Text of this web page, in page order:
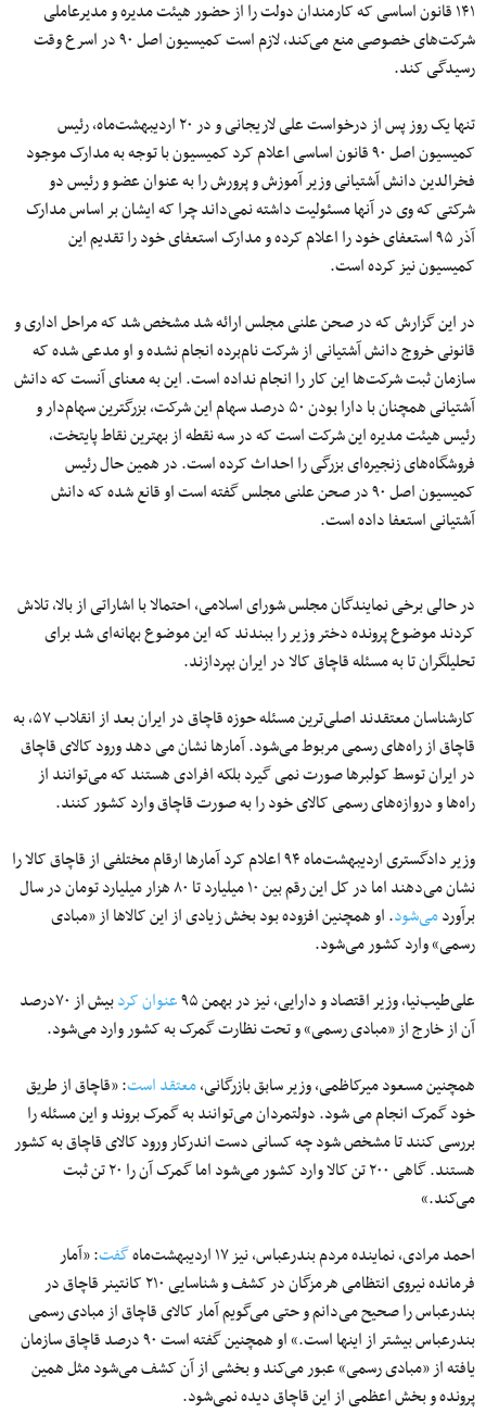
۱۴۱قانون اساسی که کارمندان دولت را از حضورهیئتمدیره و مدیرعاملی
شرکت‌های خصوصی منع می‌کند، لازم است کمیسیون اصل۹۰در اسرع وقت
رسیدگی کند.
تنهایکروز پس از درخواست علی لاریجانی و در۲۰اردیبهشت‌ماه، رئیس
کمیسیون اصل۹۰قانون اساسی اعلام کرد کمیسیون با توجه به مدارک موجود
فخرالدین دانش آشتیانی وزیرآموزشوپرورشرابهعنوانعضو و رئیسدو
شرکتی که وی در آنها مسئولیت داشتهنمی‌داندچراکهایشانبر اساسمدارک
آذر۹۵استعفای خود را اعلام کرده و مدارک استعفای خود را تقدیم این
کمیسیون نیز کرده است.
در این گزارش که در صحن علنی مجلس ارائه شد مشخص شد که مراحل اداری و
قانونی خروج دانش آشتیانی از شرکت نام‌برده انجام نشده و او مدعی شده که
سازمان ثبت شرکت‌ها این کار را انجام نداده است. این به معنای آنست که دانش
آشتیانی همچنان با دارا بودن ۵۰ درصد سهام این شرکت، بزرگترین سهام‌دار و
رئیس هیئت مدیره این شرکت است که در سه نقطه از بهترین نقاط پایتخت،
فروشگاه‌های زنجیره‌ای بزرگی را احداث کرده است. در همین حال رئیس
کمیسیون اصل ۹۰ در صحن علنی مجلس گفته است او قانع شده که دانش
آشتیانی استعفا داده است.
در حالی برخی نمایندگان مجلس شورای اسلامی، احتمالا با اشاراتی از بالا، تلاش
کردند موضوع پرونده دختر وزیر را ببندند که این موضوع بهانه‌ای شد برای
تحلیلگران تا به مسئله قاچاق کالا در ایران بپردازند.
کارشناسان معتقدند اصلی‌ترین مسئله حوزه قاچاق در ایران بعد از انقلاب ۵۷، به
قاچاق از راه‌های رسمی مربوط می‌شود. آمارها نشان می دهد ورود کالای قاچاق
در ایران توسطکولبرهاصورت نمی گیرد بلکه افرادی هستند که می‌توانند از
راه‌ها و دروازه‌های رسمی کالای خود رابهصورتقاچاق وارد کشور کنند.
وزیر دادگستری اردیبهشت‌ماه ۹۴ اعلام کرد آمارها ارقام مختلفی از قاچاق کالا را
نشان می‌دهند اما در کل این رقم بین ۱۰ میلیارد تا ۸۰ هزار میلیارد تومان در سال
برآوردمی‌شود. او همچنین افزوده بود بخش زیادی از این کالاها از «مبادی
رسمی» وارد کشور می‌شود.
علی‌طیب‌نیا، وزیر اقتصاد و دارایی، نیز در بهمن ۹۵
عنوان کرد
بیش از ۷۰درصد
آن از خارج از «مبادی رسمی» و تحت نظارت گمرک به کشور وارد می‌شود.
همچنین مسعود میرکاظمی، وزیر سابق بازرگانی،معتقد است: «قاچاق از طریق
خود گمرک انجام می شود. دولتمردان می‌توانند به گمرک بروند و این مسئله را
بررسی کنند تا مشخص شود چه کسانی دست اندرکار ورود کالای قاچاق به کشور
هستند. گاهی ۲۰۰ تن کالا وارد کشور می‌شود اما گمرک آن را ۲۰ تن ثبت
می‌کند.»
ا‌حمد مرادی، نماینده مردم بندرعباس، نیز ۱۷ اردیبهشت‌ماه
گفت: «آمار
فرمانده نیروی انتظامی هرمزگان در کشف و شناسایی ۲۱۰ کانتینر قاچاق در
بندرعباس را صحیح می‌دانم و حتی می‌گویم آمار کالای قاچاق از مبادی رسمی
بندرعباس بیشتر از اینها است.» او همچنین گفته است ۹۰ درصد قاچاق سازمان
یافته از «مبادی رسمی» عبور می‌کند و بخشی از آن کشف می‌شود مثل همین
پرونده و بخش اعظمی از این قاچاق دیده نمی‌شود.